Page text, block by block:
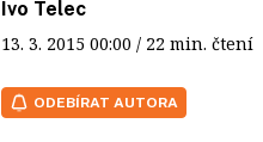
Ivo Telec
13. 3. 2015 00:00 / 22 min.
ODEBÍRAT AUTORA